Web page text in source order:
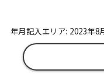
年月記入エリア: 2023年8